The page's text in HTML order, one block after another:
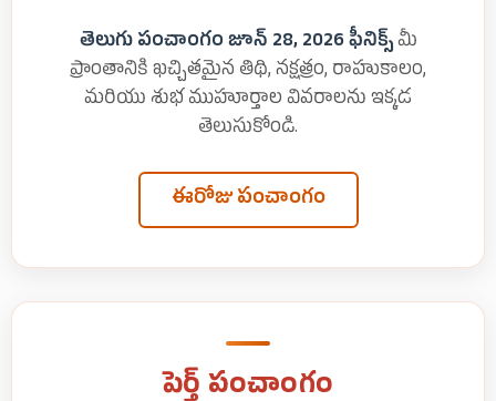
తెలుగు పంచాంగం జూన్ 28, 2026 ఫీనిక్స్మీ
ప్రాంతానికి ఖచ్చితమైన తిథి, నక్షత్రం, రాహుకాలం,
మరియు శుభ ముహూర్తాల వివరాలను ఇక్కడ
తెలుసుకోండి.
ఈరోజు పంచాంగం
పెర్త్ పంచాంగం